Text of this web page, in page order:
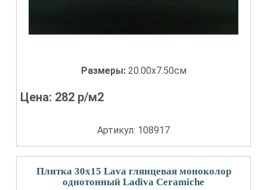
Размеры: 20.00x7.50см
Цена: 282 р/м2
Артикул: 108917
Плитка 30x15 Lava глянцевая моноколор
однотонный Ladiva Сeramiche